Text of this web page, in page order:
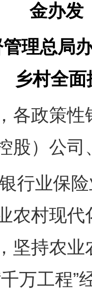
金办发
理总局
乡村全
各政策
股）公司
业保险
农村现
坚持农
万工程”